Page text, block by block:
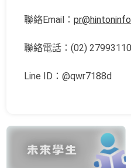
聯絡Email：
聯絡電話：(02)
Line ID：@qwr7188d